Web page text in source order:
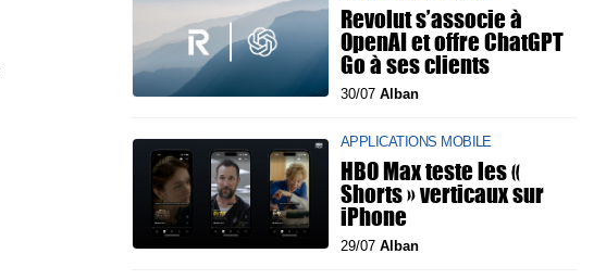
Revolut s’associe à
OpenAI et offre ChatGPT
Go à ses clients
30/07 Alban
APPLICATIONS MOBILE
HBO Max teste les «
Shorts » verticaux sur
iPhone
29/07 Alban